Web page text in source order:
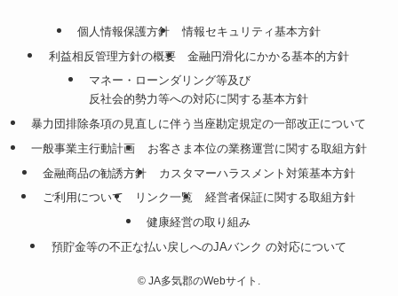
個人情報保護方針
情報セキュリティ基本方針
利益相反管理方針の概要
金融円滑化にかかる基本的方針
マネー・ローンダリング等及び
反社会的勢力等への対応に関する基本方針
暴力団排除条項の見直しに伴う当座勘定規定の一部改正について
一般事業主行動計画
お客さま本位の業務運営に関する取組方針
金融商品の勧誘方針
カスタマーハラスメント対策基本方針
ご利用について
リンク一覧
経営者保証に関する取組方針
健康経営の取り組み
預貯金等の不正な払い戻しへのJAバンク の対応について
© JA多気郡のWebサイト.